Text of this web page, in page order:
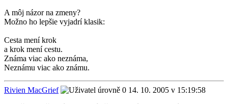
A môj názor na zmeny?
Možno ho lepšie vyjadrí klasik:
Cesta mení krok
a krok mení cestu.
Známa viac ako neznáma,
Neznámu viac ako známu.
Rivien MacGrief
14. 10. 2005 v 15:19:58